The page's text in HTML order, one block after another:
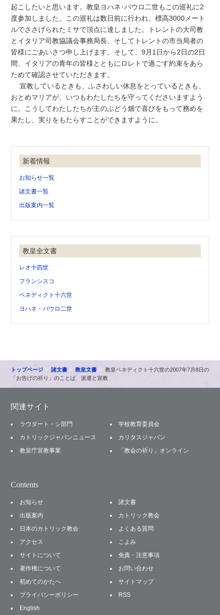
起こしたいと思います。教皇ヨハネ･パウロ二世もこの巡礼に2
度参加しました。この巡礼は数日前に行われ、標高3000メート
ルでささげられたミサで頂点に達しました。トレントの大司教
とイタリア司教協議会事務局長、そしてトレントの市当局者の
皆様にごあいさつ申し上げます。そして、9月1日から2日の2日
間、イタリアの青年の皆様とともにロレトで過ごす約束をあら
ためて確認させていただきます。
宣教しているときも、ふさわしい休息をとっているときも、
おとめマリアが、いつもわたしたちを守ってくださいますよう
に。こうしてわたしたちが主のぶどう畑で喜びをもって務めを
果たし、実りをもたらすことができますように。
新着情報
お知らせ一覧
諸文書一覧
出版案内一覧
教皇全文書
レオ十四世
フランシスコ
ベネディクト十六世
ヨハネ・パウロ二世
トップページ 諸文書 教皇文書
教皇ベネディクト十六世の2007年7月8日の
「お告げの祈り」のことば 派遣と宣教
関連サイト
ラウダート・シ部門
学校教育委員会
カトリックジャパンニュース
カリタスジャパン
教皇庁宣教事業
「教会の祈り」オンライン
Contents
お知らせ
諸文書
出版案内
カトリック教会
日本のカトリック教会
よくある質問
アクセス
こよみ
サイトについて
免責・注意事項
著作権について
お問い合わせ
初めてのかたへ
サイトマップ
プライバシーポリシー
RSS
English